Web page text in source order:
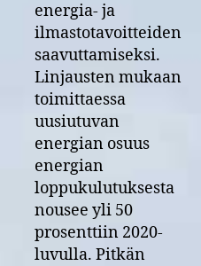
energia- ja
ilmastotavoitteiden
saavuttamiseksi.
Linjausten mukaan
toimittaessa
uusiutuvan
energian osuus
energian
loppukulutuksesta
nousee yli 50
prosenttiin 2020-
luvulla. Pitkän